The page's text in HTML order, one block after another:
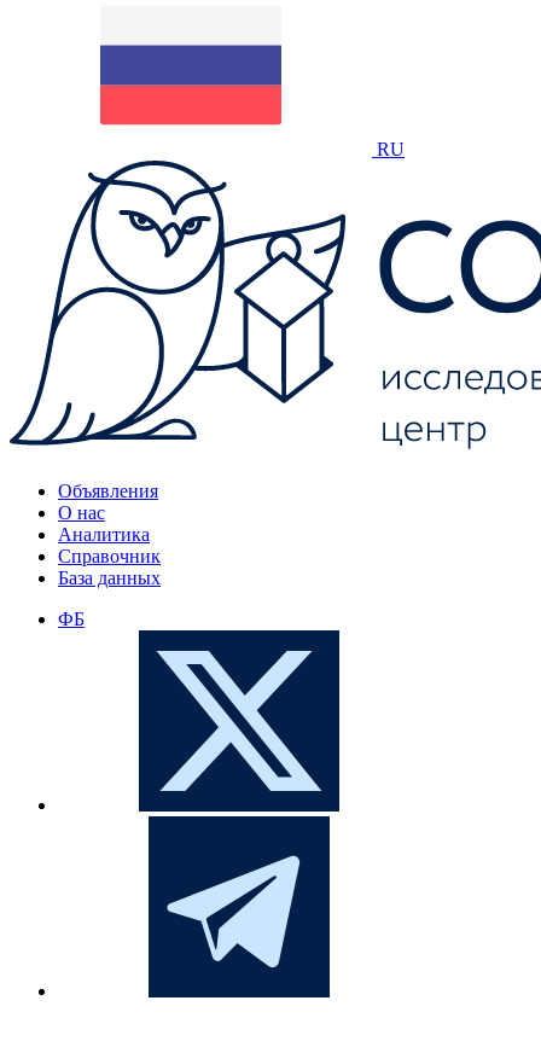
RU
Объявления
О нас
Аналитика
Справочник
База данных
ФБ